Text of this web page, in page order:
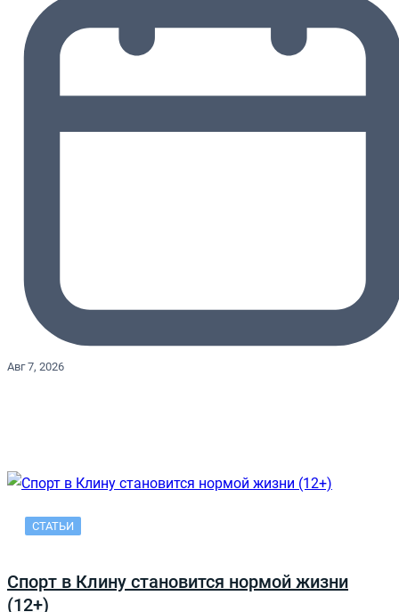
Авг 7, 2026
СТАТЬИ
Спорт в Клину становится нормой жизни
(12+)